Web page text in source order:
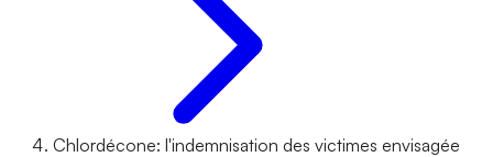
Chlordécone: l'indemnisation des victimes envisagée